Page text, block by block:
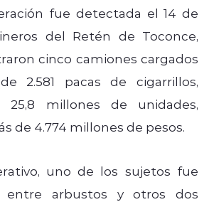
fue detectada el 14 de
del Retén de Toconce,
cinco camiones cargados
2.581 pacas de cigarrillos,
25,8 millones de unidades,
de 4.774 millones de pesos.
uno de los sujetos fue
entre arbustos y otros dos